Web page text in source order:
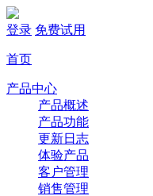
登录 免费试用
首页
产品中心
产品概述
产品功能
更新日志
体验产品
客户管理
销售管理